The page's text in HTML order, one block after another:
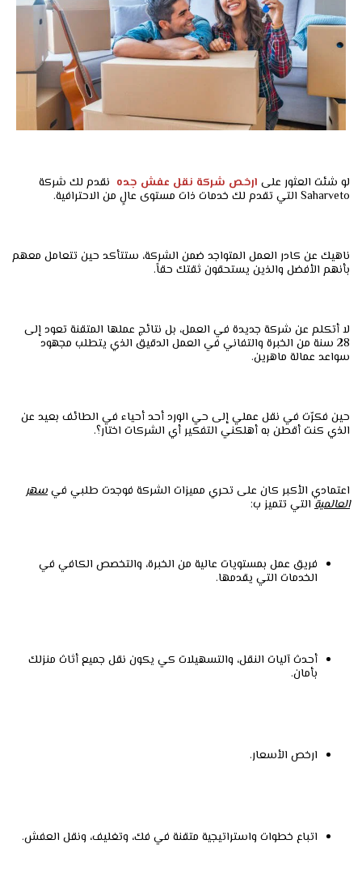
لو شئت العثور على ارخص شركة نقل عفش جده نقدم لك شركة
Saharveto التي تقدم لك خدمات ذات مستوى عالٍ من الاحترافية.
ناهيك عن كادر العمل المتواجد ضمن الشركة، ستتأكد حين تتعامل معهم
بأنهم الأفضل والذين يستحقون ثقتك حقاً.
لا أتكلم عن شركة جديدة في العمل، بل نتائج عملها المتقنة تعود إلى
28 سنة من الخبرة والتفاني في العمل الدقيق الذي يتطلب مجهود
سواعد عمالة ماهرين.
حين فكرّت في نقل عملي إلى حي الورد أحد أحياء في الطائف بعيد عن
الذي كنت أقطن به أهلكني التفكير أي الشركات اختار؟.
اعتمادي الأكبر كان على تحري مميزات الشركة فوجدت طلبي فيسهر
العالمية التي تتميز ب:
فريق عمل بمستويات عالية من الخبرة، والتخصص الكافي في
الخدمات التي يقدمها.
أحدث آليات النقل، والتسهيلات كي يكون نقل جميع أثاث منزلك
بأمان.
ارخص الأسعار.
اتباع خطوات واستراتيجية متقنة في فك، وتغليف، ونقل العفش.